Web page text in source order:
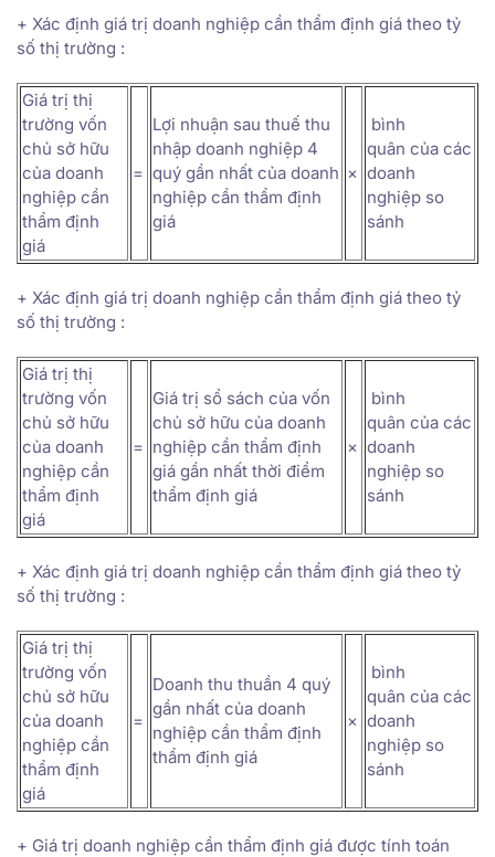
+ Xác định giá trị doanh nghiệp cần thẩm định giá theo tỷ
số thị trường :
Giá trị thị
trường vốn
chủ sở hữu
của doanh
nghiệp cần
thẩm định
giá
=
Lợi nhuận sau thuế thu
nhập doanh nghiệp 4
quý gần nhất của doanh
nghiệp cần thẩm định
giá
×
bình
quân của các
doanh
nghiệp so
sánh
+ Xác định giá trị doanh nghiệp cần thẩm định giá theo tỷ
số thị trường :
Giá trị thị
trường vốn
chủ sở hữu
của doanh
nghiệp cần
thẩm định
giá
=
Giá trị sổ sách của vốn
chủ sở hữu của doanh
nghiệp cần thẩm định
giá gần nhất thời điểm
thẩm định giá
×
bình
quân của các
doanh
nghiệp so
sánh
+ Xác định giá trị doanh nghiệp cần thẩm định giá theo tỷ
số thị trường :
Giá trị thị
trường vốn
chủ sở hữu
của doanh
nghiệp cần
thẩm định
giá
=
Doanh thu thuần 4 quý
gần nhất của doanh
nghiệp cần thẩm định
thẩm định giá
×
bình
quân của các
doanh
nghiệp so
sánh
+ Giá trị doanh nghiệp cần thẩm định giá được tính toán